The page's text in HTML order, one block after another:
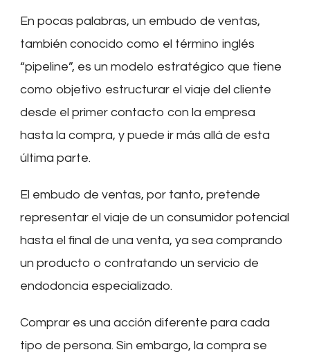
En pocas palabras, un embudo de ventas,
también conocido como el término inglés
“pipeline”, es un modelo estratégico que tiene
como objetivo estructurar el viaje del cliente
desde el primer contacto con la empresa
hasta la compra, y puede ir más allá de esta
última parte.
El embudo de ventas, por tanto, pretende
representar el viaje de un consumidor potencial
hasta el final de una venta, ya sea comprando
un producto o contratando un servicio de
endodoncia especializado.
Comprar es una acción diferente para cada
tipo de persona. Sin embargo, la compra se